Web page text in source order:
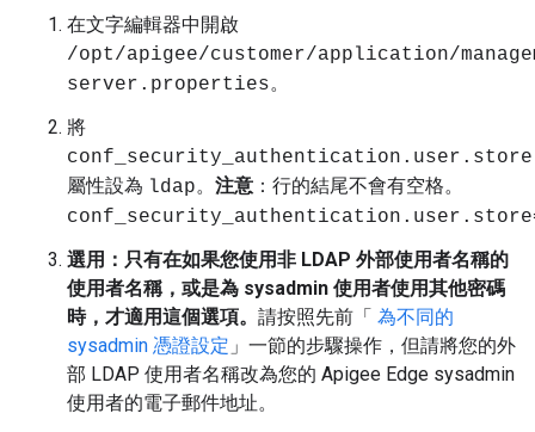
在文字編輯器中開啟
/opt/apigee/customer/application/
server.properties。
將
conf_security_authentication.user.store
屬性設為 ldap。 注意 ：行的結尾不會有空格。
選用：只有在如果您使用非 LDAP 外部使用者名稱的
使用者名稱，或是為 sysadmin 使用者使用其他密碼
時，才適用這個選項。 請按照先前「 為不同的
sysadmin 憑證設定 」一節的步驟操作，但請將您的外
部 LDAP 使用者名稱改為您的 Apigee Edge sysadmin
使用者的電子郵件地址。